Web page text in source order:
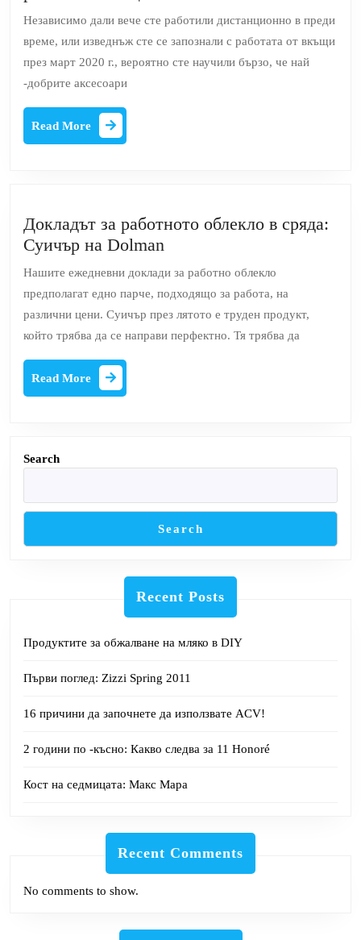
-добрите
аксесоари
Независимо дали вече сте работили дистанционно в преди
време, или изведнъж сте се запознали с работата от вкъщи
през март 2020 г., вероятно сте научили бързо, че най
-добрите аксесоари
Read More
More
Докладът за работното облекло в сряда:
Суичър на Dolman
работното
облекло
сряда:
Нашите ежедневни доклади за работно облекло
предполагат едно парче, подходящо за работа, на
различни цени. Суичър през лятото е труден продукт,
който трябва да се направи перфектно. Тя трябва да
Read More
More
Search
Search
Recent Posts
Продуктите за обжалване на мляко в DIY
Първи поглед: Zizzi Spring 2011
16 причини да започнете да използвате ACV!
2 години по -късно: Какво следва за 11 Honoré
Кост на седмицата: Макс Мара
Recent Comments
No comments to show.